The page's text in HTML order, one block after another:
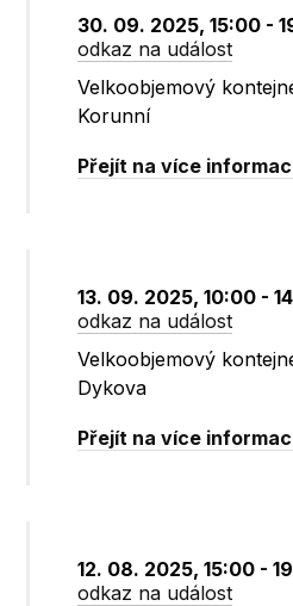
30. 09. 2025, 15:00 -
odkaz na událost
Velkoobjemový
Korunní
Přejít na více
13. 09. 2025, 10:00 -
odkaz na událost
Velkoobjemový
Dykova
Přejít na více
12. 08. 2025, 15:00 -
odkaz na událost